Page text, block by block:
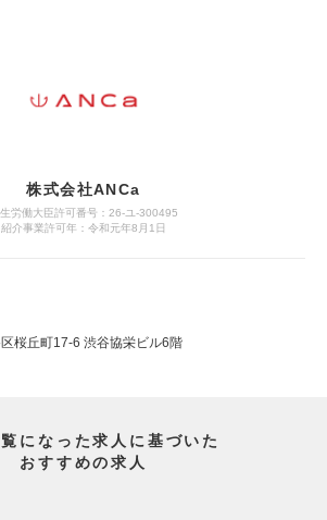
株式会社ANCa
生労働大臣許可番号：26-ユ-300495
紹介事業許可年：令和元年8月1日
桜丘町17-6 渋谷協栄ビル6階
になった求人に基づいた
おすすめの求人